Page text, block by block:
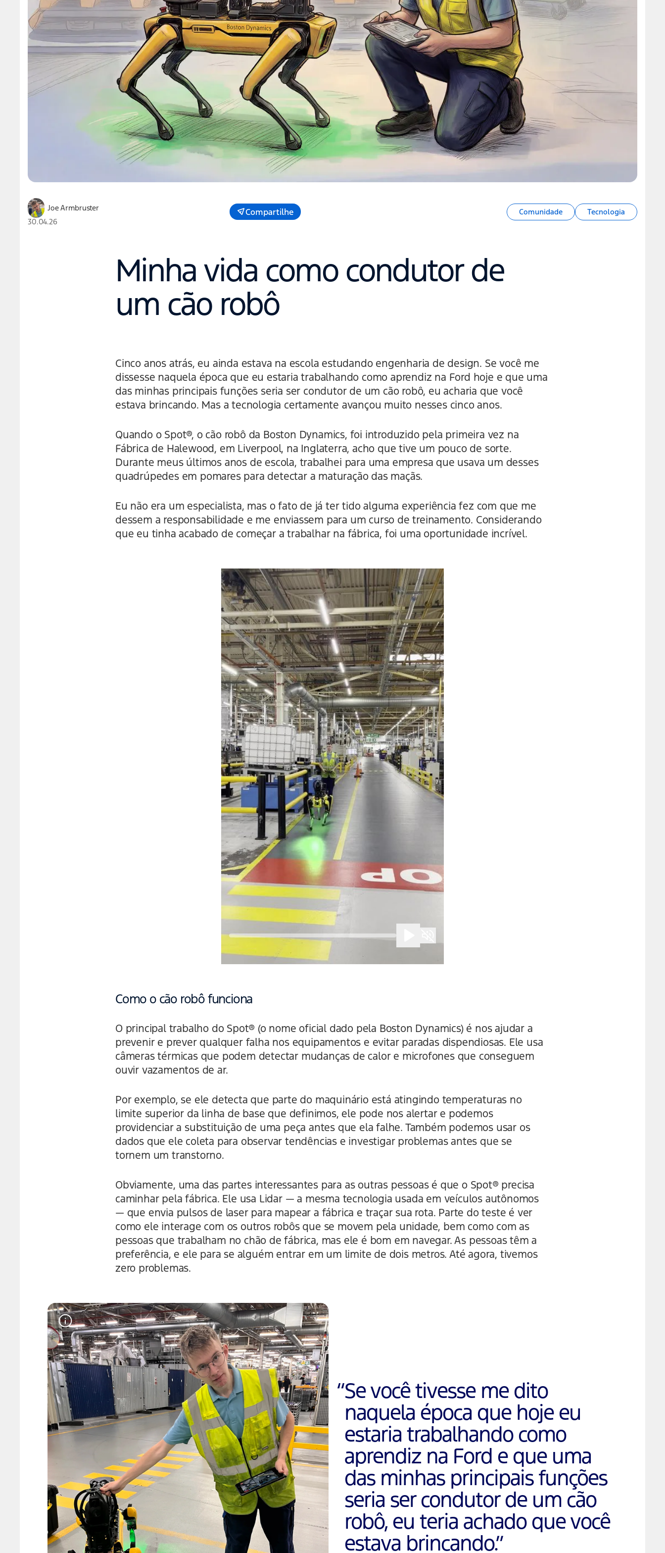
Joe Armbruster
30.04.26
Compartilhe Comunidade Tecnologia
Minha vida como condutor de
um cão robô
Cinco anos atrás, eu ainda estava na escola estudando engenharia de design. Se você me
dissesse naquela época que eu estaria trabalhando como aprendiz na Ford hoje e que uma
das minhas principais funções seria ser condutor de um cão robô, eu acharia que você
estava brincando. Mas a tecnologia certamente avançou muito nesses cinco anos.
Quando o Spot®, o cão robô da Boston Dynamics, foi introduzido pela primeira vez na
Fábrica de Halewood, em Liverpool, na Inglaterra, acho que tive um pouco de sorte.
Durante meus últimos anos de escola, trabalhei para uma empresa que usava um desses
quadrúpedes em pomares para detectar a maturação das maçãs.
Eu não era um especialista, mas o fato de já ter tido alguma experiência fez com que me
dessem a responsabilidade e me enviassem para um curso de treinamento. Considerando
que eu tinha acabado de começar a trabalhar na fábrica, foi uma oportunidade incrível.
Como o cão robô funciona
O principal trabalho do Spot® (o nome oficial dado pela Boston Dynamics) é nos ajudar a
prevenir e prever qualquer falha nos equipamentos e evitar paradas dispendiosas. Ele usa
câmeras térmicas que podem detectar mudanças de calor e microfones que conseguem
ouvir vazamentos de ar.
Por exemplo, se ele detecta que parte do maquinário está atingindo temperaturas no
limite superior da linha de base que definimos, ele pode nos alertar e podemos
providenciar a substituição de uma peça antes que ela falhe. Também podemos usar os
dados que ele coleta para observar tendências e investigar problemas antes que se
tornem um transtorno.
Obviamente, uma das partes interessantes para as outras pessoas é que o Spot® precisa
caminhar pela fábrica. Ele usa Lidar — a mesma tecnologia usada em veículos autônomos
— que envia pulsos de laser para mapear a fábrica e traçar sua rota. Parte do teste é ver
como ele interage com os outros robôs que se movem pela unidade, bem como com as
pessoas que trabalham no chão de fábrica, mas ele é bom em navegar. As pessoas têm a
preferência, e ele para se alguém entrar em um limite de dois metros. Até agora, tivemos
zero problemas.
“Se você tivesse me dito
naquela época que hoje eu
estaria trabalhando como
aprendiz na Ford e que uma
das minhas principais funções
seria ser condutor de um cão
robô, eu teria achado que você
estava brincando.”